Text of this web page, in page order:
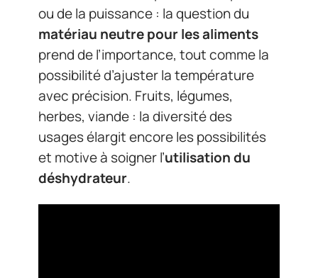
ou de la puissance : la question du
matériau neutre pour les aliments
prend de l’importance, tout comme la
possibilité d’ajuster la température
avec précision. Fruits, légumes,
herbes, viande : la diversité des
usages élargit encore les possibilités
et motive à soigner l’utilisation du
déshydrateur.